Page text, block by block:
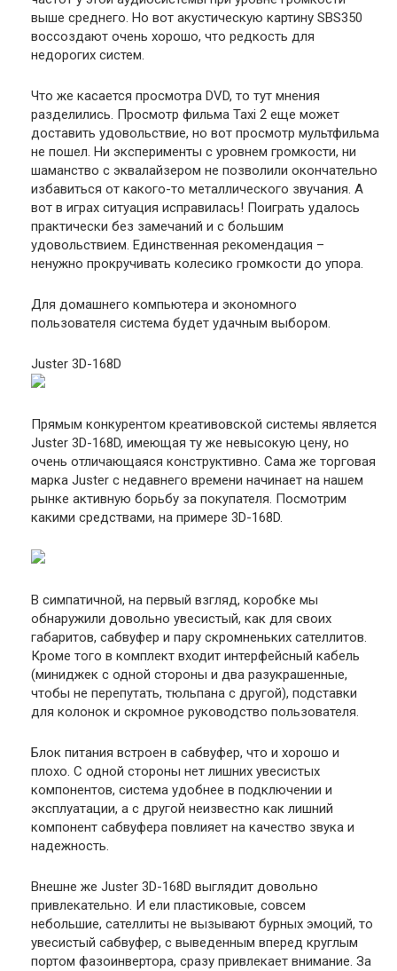
выше среднего. Но вот акустическую картину SBS350
воссоздают очень хорошо, что редкость для
недорогих систем.
Что же касается просмотра DVD, то тут мнения
разделились. Просмотр фильма Taxi 2 еще может
доставить удовольствие, но вот просмотр мультфильма
не пошел. Ни эксперименты с уровнем громкости, ни
шаманство с эквалайзером не позволили окончательно
избавиться от какого-то металлического звучания. А
вот в играх ситуация исправилась! Поиграть удалось
практически без замечаний и с большим
удовольствием. Единственная рекомендация –
ненужно прокручивать колесико громкости до упора.
Для домашнего компьютера и экономного
пользователя система будет удачным выбором.
Juster 3D-168D
Прямым конкурентом креативовской системы является
Juster 3D-168D, имеющая ту же невысокую цену, но
очень отличающаяся конструктивно. Сама же торговая
марка Juster с недавнего времени начинает на нашем
рынке активную борьбу за покупателя. Посмотрим
какими средствами, на примере 3D-168D.
В симпатичной, на первый взгляд, коробке мы
обнаружили довольно увесистый, как для своих
габаритов, сабвуфер и пару скромненьких сателлитов.
Кроме того в комплект входит интерфейсный кабель
(миниджек с одной стороны и два разукрашенные,
чтобы не перепутать, тюльпана с другой), подставки
для колонок и скромное руководство пользователя.
Блок питания встроен в сабвуфер, что и хорошо и
плохо. С одной стороны нет лишних увесистых
компонентов, система удобнее в подключении и
эксплуатации, а с другой неизвестно как лишний
компонент сабвуфера повлияет на качество звука и
надежность.
Внешне же Juster 3D-168D выглядит довольно
привлекательно. И ели пластиковые, совсем
небольшие, сателлиты не вызывают бурных эмоций, то
увесистый сабвуфер, с выведенным вперед круглым
портом фазоинвертора, сразу привлекает внимание. За